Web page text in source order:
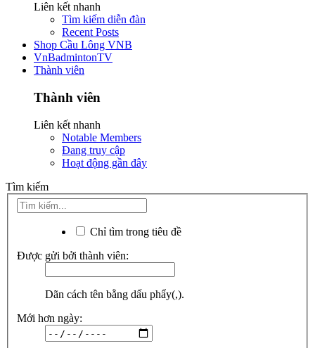
Liên kết nhanh
Tìm kiếm diễn đàn
Recent Posts
Shop Cầu Lông VNB
VnBadmintonTV
Thành viên
Thành viên
Liên kết nhanh
Notable Members
Đang truy cập
Hoạt động gần đây
Tìm kiếm
Chỉ tìm trong tiêu đề
Được gửi bởi thành viên:
Dãn cách tên bằng dấu phẩy(,).
Mới hơn ngày: